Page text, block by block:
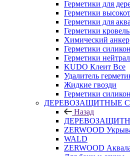
Герметики для
Герметики
Герметики для
Герметики
Химический анкер
Герметики
Герметики
KUDO Клеит Все
Удалитель
Жидкие гвозди
Герметики
ДЕРЕВОЗАЩИТНЫЕ
Назад
ZERWOOD
WALD
ZERWOOD